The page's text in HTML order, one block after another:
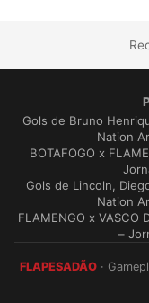
Gols de Bruno
Nation
BOTAFOGO x
Gols de Lincoln,
Nation
FLAMENGO x VASCO
–
FLAPESADÃO ·